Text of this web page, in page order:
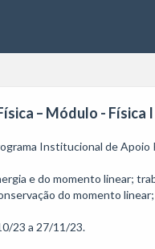
– Módulo - Física
Institucional de Apoio
e do momento linear;
do momento
23 a 27/11/23.